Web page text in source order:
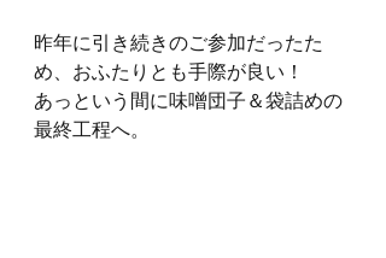
昨年に引き続きのご参加だったた
め、おふたりとも手際が良い！
あっという間に味噌団子＆袋詰めの
最終工程へ。